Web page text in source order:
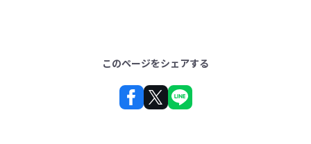
このページをシェアする